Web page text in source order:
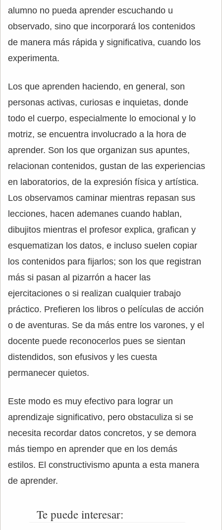
alumno no pueda aprender escuchando u
observado, sino que incorporará los contenidos
de manera más rápida y significativa, cuando los
experimenta.
Los que aprenden haciendo, en general, son
personas activas, curiosas e inquietas, donde
todo el cuerpo, especialmente lo emocional y lo
motriz, se encuentra involucrado a la hora de
aprender. Son los que organizan sus apuntes,
relacionan contenidos, gustan de las experiencias
en laboratorios, de la expresión física y artística.
Los observamos caminar mientras repasan sus
lecciones, hacen ademanes cuando hablan,
dibujitos mientras el profesor explica, grafican y
esquematizan los datos, e incluso suelen copiar
los contenidos para fijarlos; son los que registran
más si pasan al pizarrón a hacer las
ejercitaciones o si realizan cualquier trabajo
práctico. Prefieren los libros o películas de acción
o de aventuras. Se da más entre los varones, y el
docente puede reconocerlos pues se sientan
distendidos, son efusivos y les cuesta
permanecer quietos.
Este modo es muy efectivo para lograr un
aprendizaje significativo, pero obstaculiza si se
necesita recordar datos concretos, y se demora
más tiempo en aprender que en los demás
estilos. El constructivismo apunta a esta manera
de aprender.
Te puede interesar: